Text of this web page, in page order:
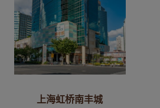
上海虹桥南丰城